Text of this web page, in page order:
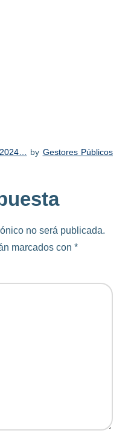
2024… by Gestores Públicos
no será publicada.
marcados con *